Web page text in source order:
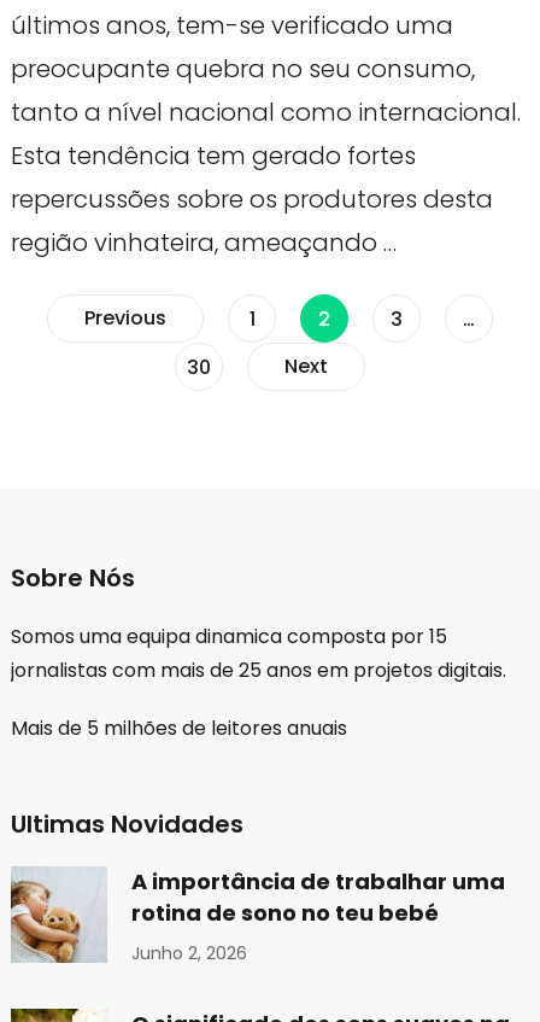
últimos anos, tem-se verificado uma
preocupante quebra no seu consumo,
tanto a nível nacional como internacional.
Esta tendência tem gerado fortes
repercussões sobre os produtores desta
região vinhateira, ameaçando …
Paginação
Previous Page
1 Page
2 Page
3
…
Page
30 Next
Sobre Nós
Somos uma equipa dinamica composta por 15
jornalistas com mais de 25 anos em projetos digitais.
Mais de 5 milhões de leitores anuais
Ultimas Novidades
A importância de trabalhar uma
rotina de sono no teu bebé
Junho 2, 2026